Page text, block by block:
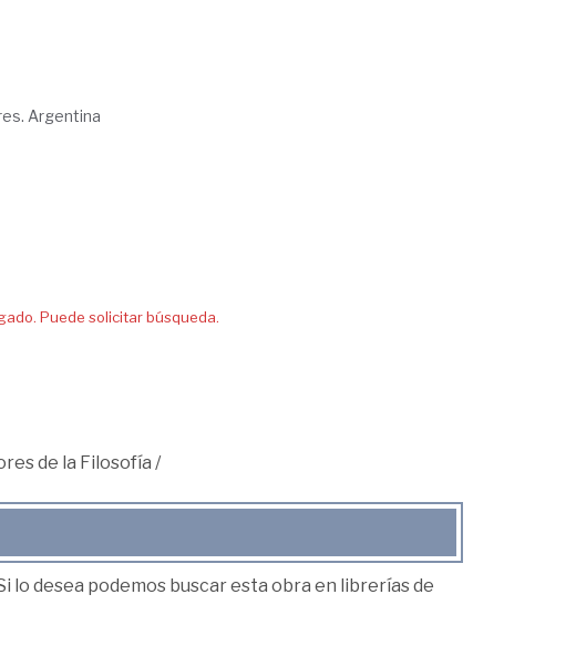
Argentina
Puede solicitar búsqueda.
de la Filosofía /
lo desea podemos buscar esta obra en librerías de